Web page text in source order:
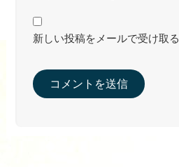
新しい投稿をメールで受け取る